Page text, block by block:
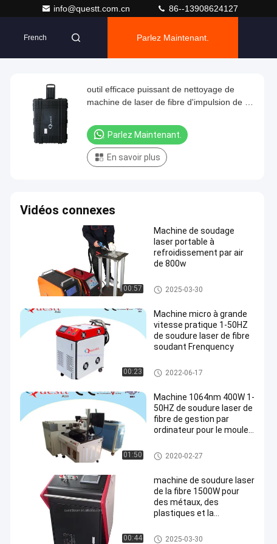
info@questt.com.cn 86--13908624127
French Parlez Maintenant.
outil efficace puissant de nettoyage de
machine de laser de fibre d'impulsion de la
Parlez Maintenant.
En savoir plus
Vidéos connexes
00:57
Machine de soudage
laser portable à
refroidissement par air
de 800w
machine de soudure laser de fi
bre
2025-03-30
00:23
Machine micro à grande
vitesse pratique 1-50HZ
de soudure laser de fibre
soudant Frenquency
machine de soudure laser de fi
bre
2022-06-17
01:50
Machine 1064nm 400W 1-
50HZ de soudure laser de
fibre de gestion par
ordinateur pour le moule
machine de soudure laser de fi
bre
2020-02-27
00:44
machine de soudure laser
de la fibre 1500W pour
des métaux, des
plastiques et la
chaude
machine de soudure laser de fi
2025-03-30